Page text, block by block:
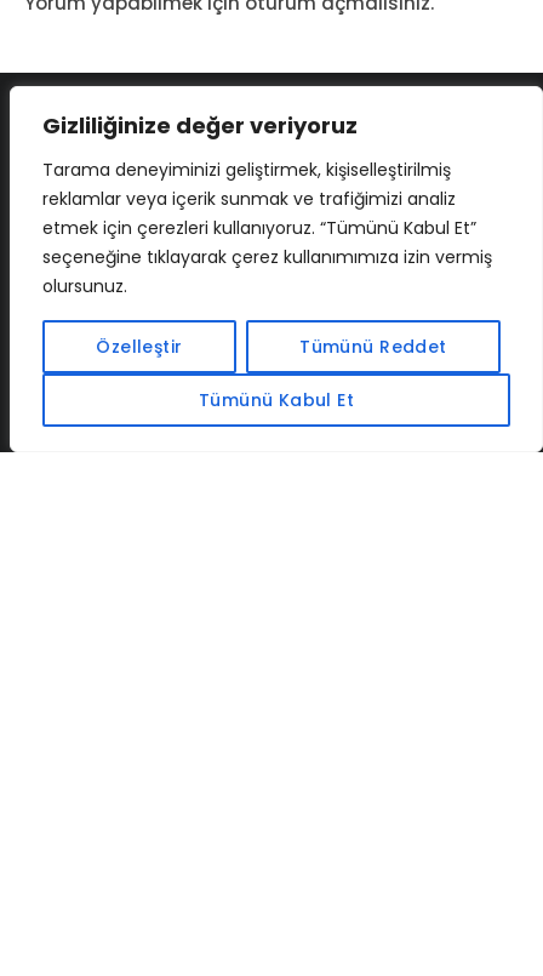
Gizliliğinize değer veriyoruz
Tarama deneyiminizi geliştirmek, kişiselleştirilmiş
reklamlar veya içerik sunmak ve trafiğimizi analiz
etmek için çerezleri kullanıyoruz. “Tümünü Kabul Et”
seçeneğine tıklayarak çerez kullanımımıza izin vermiş
olursunuz.
Özelleştir Tümünü Reddet
Tümünü Kabul Et
İLETIŞIM BAF CADSOFTUSA MAXIMUMPCGUIDES